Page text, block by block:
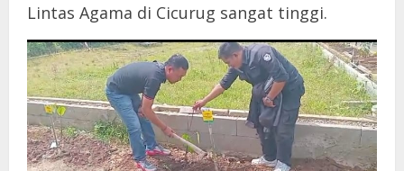
Lintas Agama di Cicurug sangat tinggi.